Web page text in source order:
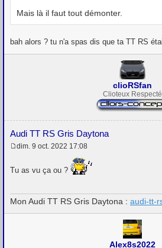
Mais là il faut tout démonter.
bah alors ? tu n'a spas dis que ta TT RS
clioRSfan
Clioteux Respecté
Audi TT RS Gris Daytona
s
g
e
dim. 9 oct. 2022 17:08
Tu as vu ça ou ?
Mon Audi TT RS Gris Daytona : audi-tt-
Alex8s2022